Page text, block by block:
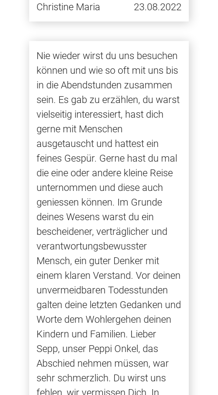
Christine Maria 23.08.2022
Nie wieder wirst du uns besuchen
können und wie so oft mit uns bis
in die Abendstunden zusammen
sein. Es gab zu erzählen, du warst
vielseitig interessiert, hast dich
gerne mit Menschen
ausgetauscht und hattest ein
feines Gespür. Gerne hast du mal
die eine oder andere kleine Reise
unternommen und diese auch
geniessen können. Im Grunde
deines Wesens warst du ein
bescheidener, verträglicher und
verantwortungsbewusster
Mensch, ein guter Denker mit
einem klaren Verstand. Vor deinen
unvermeidbaren Todesstunden
galten deine letzten Gedanken und
Worte dem Wohlergehen deinen
Kindern und Familien. Lieber
Sepp, unser Peppi Onkel, das
Abschied nehmen müssen, war
sehr schmerzlich. Du wirst uns
fehlen, wir vermissen Dich. In